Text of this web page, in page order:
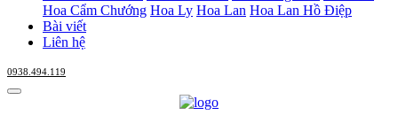
Hoa Cẩm Chướng Hoa Ly Hoa Lan Hoa Lan Hồ Điệp
Bài viết
Liên hệ
0938.494.119